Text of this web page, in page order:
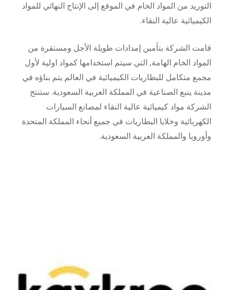
التوريد من المواد الخام في الموقع إلى الإنتاج النهائي للمواد
الكيميائية عالية النقاء.
قامت الشركة بتأمين إمدادات طويلة الأجل ومستقرة من
المواد الخام الهامة, التي سيتم استخدامها كمواد اولية لأول
مجمع متكامل للبطاريات الكيميائية في العالم يتم بناؤه في
مدينة ينبع الصناعية في المملكة العربية السعودية. ستنتج
الشركة مواد كيميائية عالية النقاء لمصانع السيارات
الكهربائية وخلايا البطاريات في جميع أنحاء المملكة المتحدة
وأوروبا والمملكة العربية السعودية.